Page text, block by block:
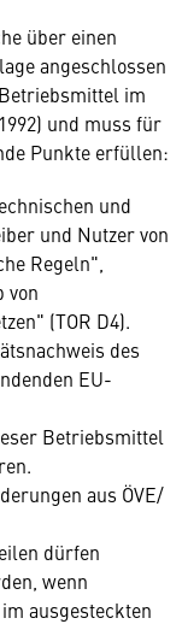
über einen
angeschlossen
im
und muss für
Punkte erfüllen:
und
und Nutzer von
Regeln",
von
(TOR D4).
des
EU-
Betriebsmittel
aus ÖVE/
dürfen
wenn
ausgesteckten